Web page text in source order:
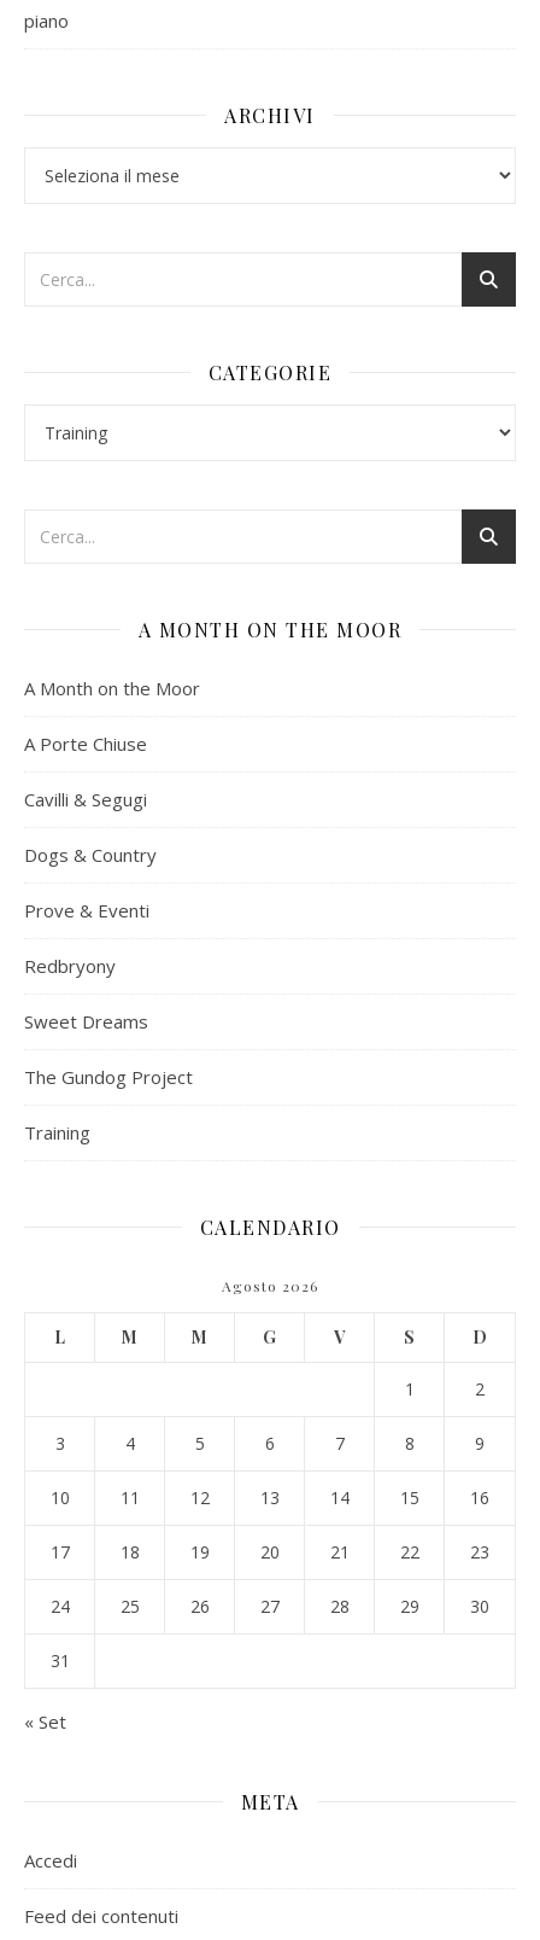
piano
ARCHIVI
CATEGORIE
A MONTH ON THE MOOR
A Month on the Moor
A Porte Chiuse
Cavilli & Segugi
Dogs & Country
Prove & Eventi
Redbryony
Sweet Dreams
The Gundog Project
Training
CALENDARIO
Agosto 2026
L M M G V S D
1 2
3 4 5 6 7 8 9
10 11 12 13 14 15 16
17 18 19 20 21 22 23
24 25 26 27 28 29 30
31
« Set
META
Accedi
Feed dei contenuti